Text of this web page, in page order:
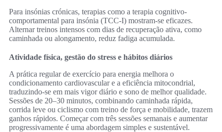
Para insónias crónicas, terapias como a terapia cognitivo-
comportamental para insónia (TCC-I) mostram-se eficazes.
Alternar treinos intensos com dias de recuperação ativa, como
caminhada ou alongamento, reduz fadiga acumulada.
Atividade física, gestão do stress e hábitos diários
A prática regular de exercício para energia melhora o
condicionamento cardiovascular e a eficiência mitocondrial,
traduzindo-se em mais vigor diário e sono de melhor qualidade.
Sessões de 20–30 minutos, combinando caminhada rápida,
corrida leve ou ciclismo com treino de força e mobilidade, trazem
ganhos rápidos. Começar com três sessões semanais e aumentar
progressivamente é uma abordagem simples e sustentável.